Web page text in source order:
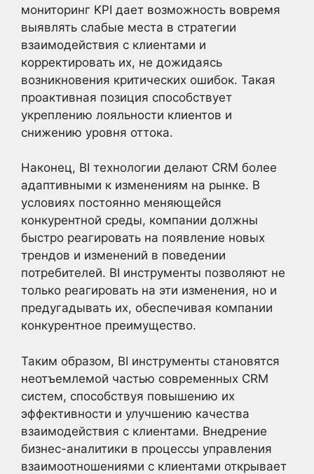
мониторинг KPI дает возможность вовремя
выявлять слабые места в стратегии
взаимодействия с клиентами и
корректировать их, не дожидаясь
возникновения критических ошибок. Такая
проактивная позиция способствует
укреплению лояльности клиентов и
снижению уровня оттока.
Наконец, BI технологии делают CRM более
адаптивными к изменениям на рынке. В
условиях постоянно меняющейся
конкурентной среды, компании должны
быстро реагировать на появление новых
трендов и изменений в поведении
потребителей. BI инструменты позволяют не
только реагировать на эти изменения, но и
предугадывать их, обеспечивая компании
конкурентное преимущество.
Таким образом, BI инструменты становятся
неотъемлемой частью современных CRM
систем, способствуя повышению их
эффективности и улучшению качества
взаимодействия с клиентами. Внедрение
бизнес-аналитики в процессы управления
взаимоотношениями с клиентами открывает